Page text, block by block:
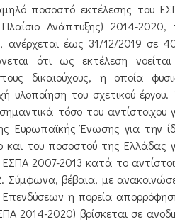
ποσοστό εκτέλεσης του
Ανάπτυξης) 2014-2020,
ανέρχεται έως 31/12/2019 σε
ότι ως εκτέλεση
δικαιούχους, η οποία
υλοποίηση του σχετικού έργου.
τόσο του αντίστοιχου
Ευρωπαϊκής Ένωσης για την
και του ποσοστού της Ελλάδας
2007-2013 κατά το
Σύμφωνα, βέβαια, με
Επενδύσεων η πορεία
2014-2020) βρίσκεται σε